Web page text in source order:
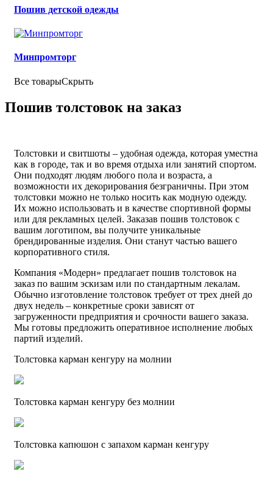
Пошив детской одежды
Минпромторг
Все товарыСкрыть
Пошив толстовок на заказ
Толстовки и свитшоты – удобная одежда, которая уместна
как в городе, так и во время отдыха или занятий спортом.
Они подходят людям любого пола и возраста, а
возможности их декорирования безграничны. При этом
толстовки можно не только носить как модную одежду.
Их можно использовать и в качестве спортивной формы
или для рекламных целей. Заказав пошив толстовок с
вашим логотипом, вы получите уникальные
брендированные изделия. Они станут частью вашего
корпоративного стиля.
Компания «Модерн» предлагает пошив толстовок на
заказ по вашим эскизам или по стандартным лекалам.
Обычно изготовление толстовок требует от трех дней до
двух недель – конкретные сроки зависят от
загруженности предприятия и срочности вашего заказа.
Мы готовы предложить оперативное исполнение любых
партий изделий.
Толстовка карман кенгуру на молнии
Толстовка карман кенгуру без молнии
Толстовка капюшон с запахом карман кенгуру